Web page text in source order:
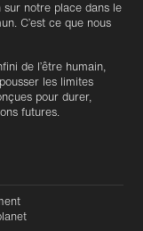
notre place dans le
C’est ce que nous
de l’être humain,
les limites
pour durer,
futures.